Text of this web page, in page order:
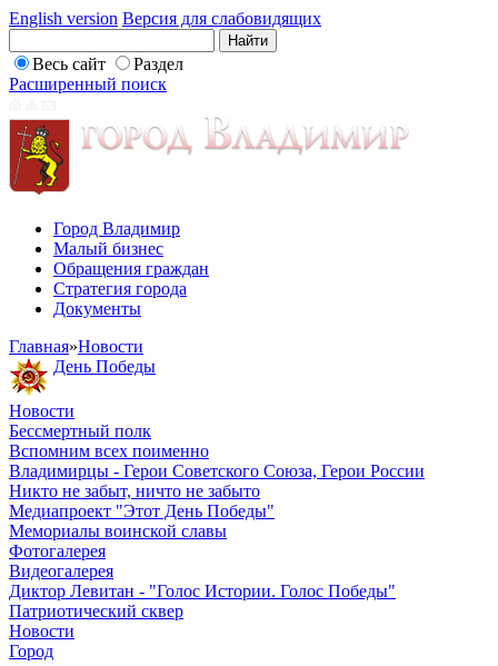
English version Версия для слабовидящих
Весь сайт
Раздел
Расширенный поиск
Город Владимир
Малый бизнес
Обращения граждан
Стратегия города
Документы
Главная»Новости
День Победы
Новости
Бессмертный полк
Вспомним всех поименно
Владимирцы - Герои Советского Союза, Герои России
Никто не забыт, ничто не забыто
Медиапроект "Этот День Победы"
Мемориалы воинской славы
Фотогалерея
Видеогалерея
Диктор Левитан - "Голос Истории. Голос Победы"
Патриотический сквер
Новости
Город